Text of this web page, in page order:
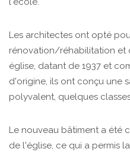
Les architectes ont opté
rénovation/réhabilitation et
église, datant de 1937 et
d'origine, ils ont conçu une
polyvalent, quelques
Le nouveau bâtiment a été
de l'église, ce qui a permis